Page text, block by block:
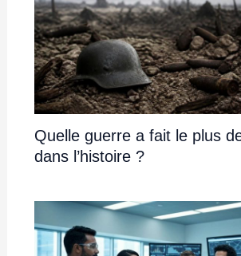
Quelle guerre a fait le plus
dans l’histoire ?